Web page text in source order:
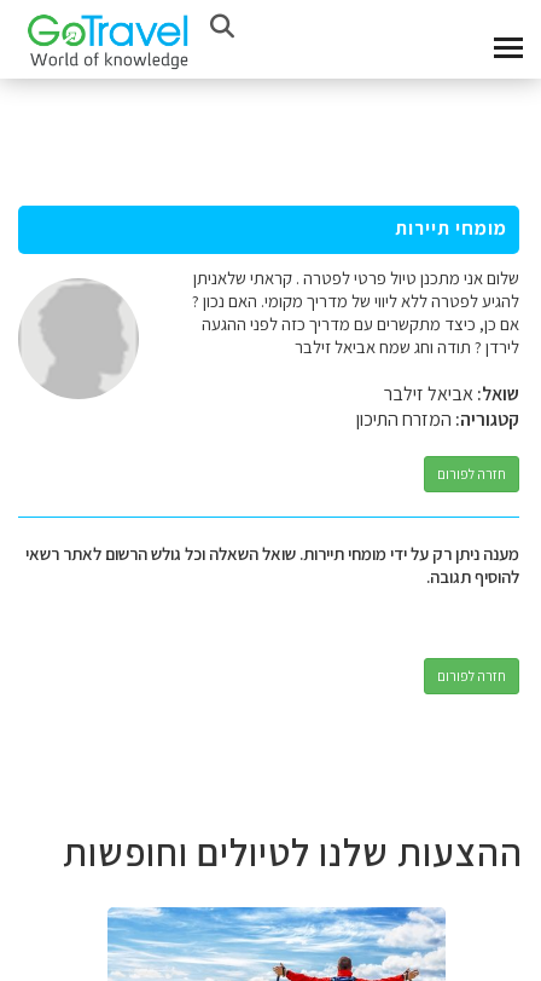
מומחי תיירות
שלום אני מתכנן טיול פרטי לפטרה . קראתי שלאניתן
להגיע לפטרה ללא ליווי של מדריך מקומי. האם נכון ?
אם כן, כיצד מתקשרים עם מדריך כזה לפני ההגעה
לירדן ? תודה וחג שמח אביאל זילבר
שואל:אביאל זילבר
קטגוריה: המזרח התיכון
חזרה לפורום
מענה ניתן רק על ידי מומחי תיירות. שואל השאלה וכל גולש הרשום לאתר רשאי
להוסיף תגובה.
חזרה לפורום
ההצעות שלנו לטיולים וחופשות